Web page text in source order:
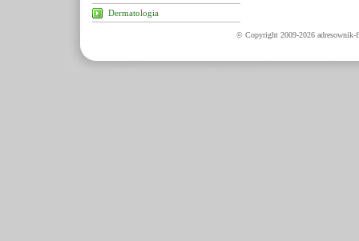
Dermatologia
© Copyright 2009-2026